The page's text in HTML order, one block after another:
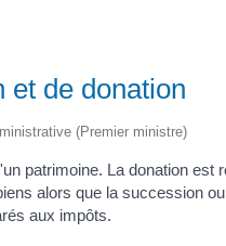
et de donation
(Premier ministre)
patrimoine. La donation est
alors que la succession
aux impôts.